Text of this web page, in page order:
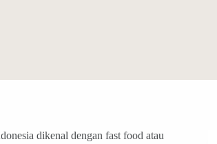
dikenal dengan fast food atau